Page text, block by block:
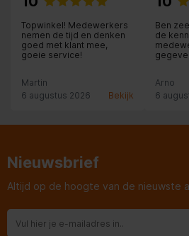
Ergonomie
Aanpassing van
Cups light
Koffiebonen capaciteit
Topwinkel! Medewerkers
nemen de tijd en denken
goed met klant mee,
goeie service!
Martin
6 augustus 2026
Bekijk
Ben
de
Arno
6
Nieuwsbrief
Altijd op de hoogte van de nieuwste